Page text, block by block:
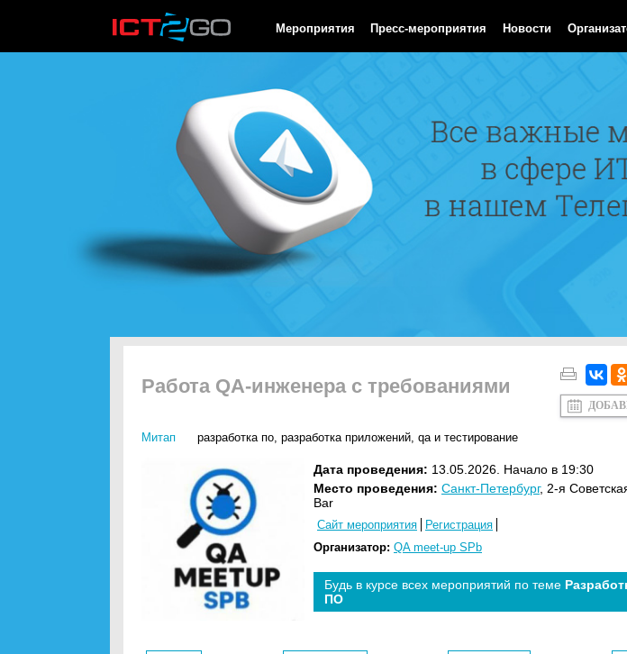
Мероприятия Пресс-мероприятия Новости
Работа QA-инженера с требованиями
Митап разработка по, разработка приложений, qa и тестирование
Дата проведения: 13.05.2026. Начало в 19:30
Место проведения: Санкт-Петербург, 2-я
Bar
Сайт мероприятия
Регистрация
Организатор: QA meet-up SPb
Будь в курсе всех мероприятий по теме
ПО